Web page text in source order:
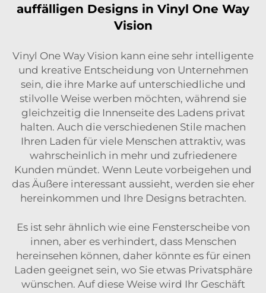
auffälligen Designs in Vinyl One Way
Vision
Vinyl One Way Vision kann eine sehr intelligente
und kreative Entscheidung von Unternehmen
sein, die ihre Marke auf unterschiedliche und
stilvolle Weise werben möchten, während sie
gleichzeitig die Innenseite des Ladens privat
halten. Auch die verschiedenen Stile machen
Ihren Laden für viele Menschen attraktiv, was
wahrscheinlich in mehr und zufriedenere
Kunden mündet. Wenn Leute vorbeigehen und
das Äußere interessant aussieht, werden sie eher
hereinkommen und Ihre Designs betrachten.
Es ist sehr ähnlich wie eine Fensterscheibe von
innen, aber es verhindert, dass Menschen
hereinsehen können, daher könnte es für einen
Laden geeignet sein, wo Sie etwas Privatsphäre
wünschen. Auf diese Weise wird Ihr Geschäft